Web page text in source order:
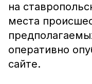
на
места
оперативно
сайте.